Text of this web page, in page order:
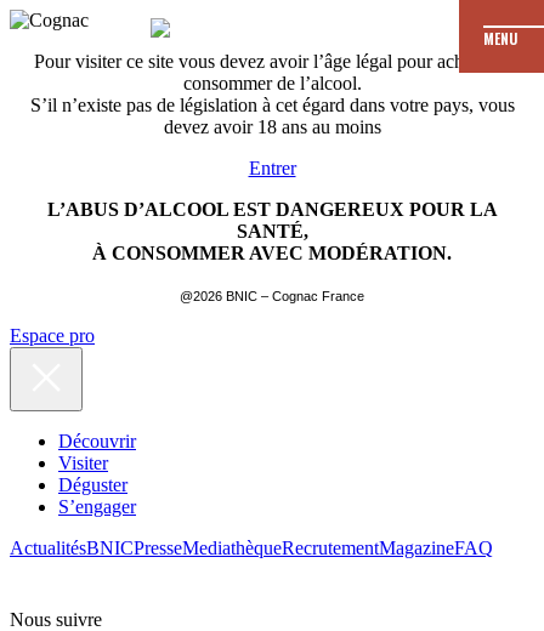
Pour visiter ce site vous devez avoir l’âge légal pour acheter et
consommer de l’alcool.
S’il n’existe pas de législation à cet égard dans votre pays, vous
devez avoir 18 ans au moins
Entrer
L’ABUS D’ALCOOL EST DANGEREUX POUR LA
SANTÉ,
À CONSOMMER AVEC MODÉRATION.
@2026 BNIC – Cognac France
MENU
Espace pro
Découvrir
Visiter
Déguster
S’engager
ActualitésBNICPresseMediathèqueRecrutementMagazineFAQ
Nous suivre